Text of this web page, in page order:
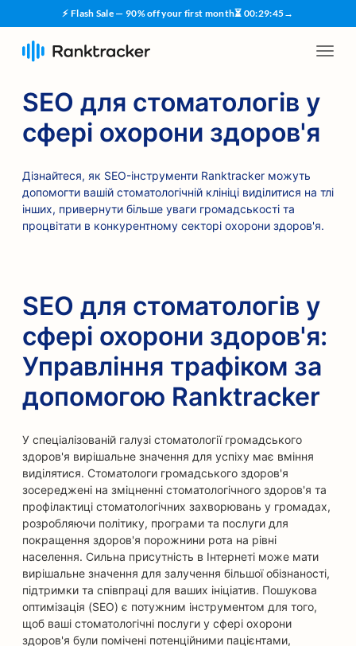
⚡ Flash Sale — 90% off your first month⏳ 00:29:45→
SEO для стоматологів у
сфері охорони здоров'я
Дізнайтеся, як SEO-інструменти Ranktracker можуть
допомогти вашій стоматологічній клініці виділитися на тлі
інших, привернути більше уваги громадськості та
процвітати в конкурентному секторі охорони здоров'я.
SEO для стоматологів у
сфері охорони здоров'я:
Управління трафіком за
допомогою Ranktracker
У спеціалізованій галузі стоматології громадського
здоров'я вирішальне значення для успіху має вміння
виділятися. Стоматологи громадського здоров'я
зосереджені на зміцненні стоматологічного здоров'я та
профілактиці стоматологічних захворювань у громадах,
розробляючи політику, програми та послуги для
покращення здоров'я порожнини рота на рівні
населення. Сильна присутність в Інтернеті може мати
вирішальне значення для залучення більшої обізнаності,
підтримки та співпраці для ваших ініціатив. Пошукова
оптимізація (SEO) є потужним інструментом для того,
щоб ваші стоматологічні послуги у сфері охорони
здоров'я були помічені потенційними пацієнтами,